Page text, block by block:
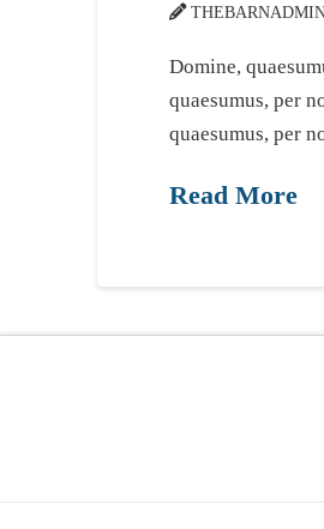
Domine,
quaesumus, per
quaesumus, per
Read More